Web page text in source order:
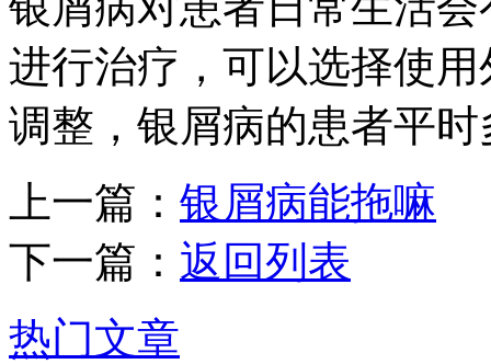
进行治疗，可以选择使
调整，银屑病的患者平
上一篇： 银屑病能拖嘛
下一篇： 返回列表
热门文章